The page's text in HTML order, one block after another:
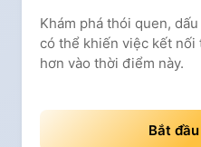
Khám phá thói quen,
có thể khiến việc kết nối
hơn vào thời điểm này.
Bắt